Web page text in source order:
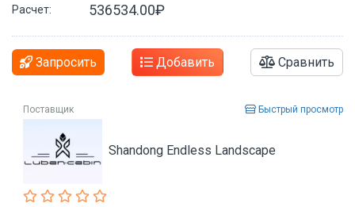
Расчет: 536534.00₽
Запросить Добавить Сравнить
Поставщик Быстрый просмотр
Shandong Endless Landscape